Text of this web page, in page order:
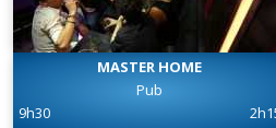
MASTER HOME
Pub
9h30